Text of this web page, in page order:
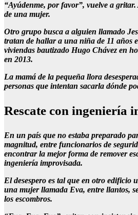
“Ayúdenme, por favor”, vuelve a gritar.
de una mujer.
Otro grupo busca a alguien llamado
tratan de hallar a una niña de 11 años
viviendas bautizado Hugo Chávez en
en 2013.
La mamá de la pequeña llora
personas que intentan sacarla dónde
Rescate con ingeniería
En un país que no estaba preparado
magnitud, entre funcionarios de
encontrar la mejor forma de remover
ingeniería improvisada.
El desespero es tal que en otro edificio
una mujer llamada Eva, entre llantos,
los escombros.